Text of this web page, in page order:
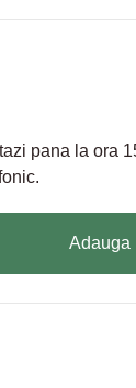
pana la ora
Adauga